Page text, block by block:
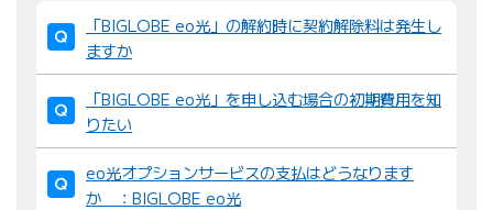
び
替
え
：
「BIGLOBE eo光」の解約時に契約解除料は発生し
ますか
「BIGLOBE eo光」を申し込む場合の初期費用を知
りたい
eo光オプションサービスの支払はどうなります
か ：BIGLOBE eo光